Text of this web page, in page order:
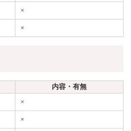
×
×
内容・有無
×
×